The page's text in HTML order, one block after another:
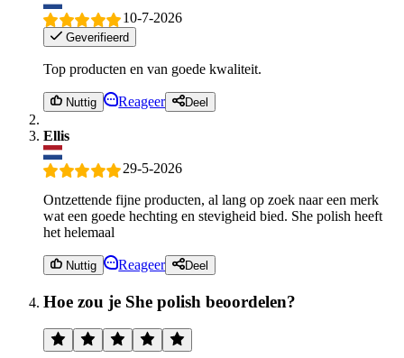
10-7-2026
Geverifieerd
Top producten en van goede kwaliteit.
Nuttig Reageer Deel
Ellis
29-5-2026
Ontzettende fijne producten, al lang op zoek naar een merk
wat een goede hechting en stevigheid bied. She polish heeft
het helemaal
Nuttig Reageer Deel
Hoe zou je She polish beoordelen?